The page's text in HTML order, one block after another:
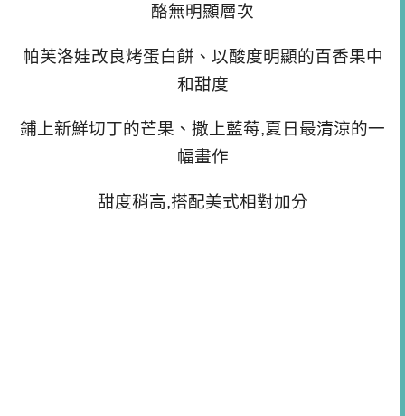
酪無明顯層次
帕芙洛娃改良烤蛋白餅、以酸度明顯的百香果中
和甜度
鋪上新鮮切丁的芒果、撒上藍莓,夏日最清涼的一
幅畫作
甜度稍高,搭配美式相對加分